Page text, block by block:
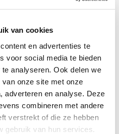
van cookies
en advertenties te
voor social media te bieden
analyseren. Ook delen we
onze site met onze
adverteren en analyse. Deze
combineren met andere
verstrekt of die ze hebben
gebruik van hun services.
de 50 en 80 jaar. De
op het terrein.
dat één van de
dat geval ben jij er ook
dag te bezorgen. De
hierdoor zijn de